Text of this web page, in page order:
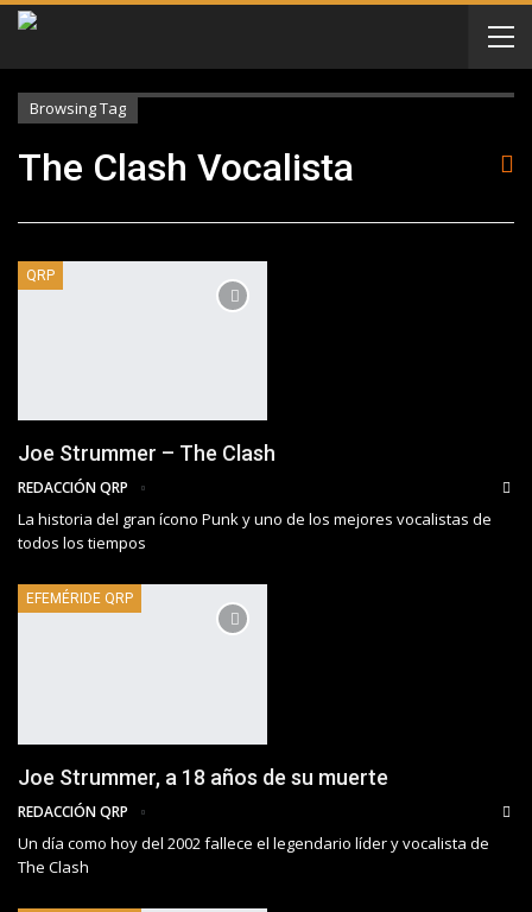
Browsing Tag
The Clash Vocalista
QRP
Joe Strummer – The Clash
REDACCIÓN QRP
La historia del gran ícono Punk y uno de los mejores vocalistas de
todos los tiempos
EFEMÉRIDE QRP
Joe Strummer, a 18 años de su muerte
REDACCIÓN QRP
Un día como hoy del 2002 fallece el legendario líder y vocalista de
The Clash